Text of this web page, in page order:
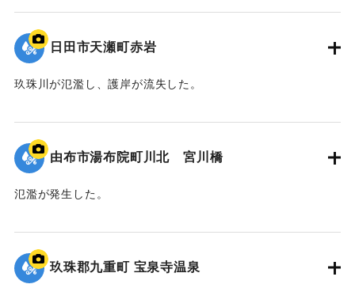
2020/7/6｜固有コード:01215077
日田市天瀬町赤岩
玖珠川が氾濫し、護岸が流失した。
2020/7/6｜固有コード:01215076
由布市湯布院町川北 宮川橋
氾濫が発生した。
2020/7/6｜固有コード:01215075
玖珠郡九重町 宝泉寺温泉